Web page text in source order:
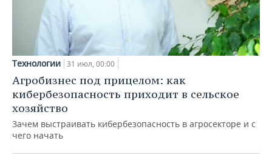
Технологии 31 июл, 00:00
Агробизнес под прицелом: как
кибербезопасность приходит в сельское
хозяйство
Зачем выстраивать кибербезопасность в агросекторе и с
чего начать